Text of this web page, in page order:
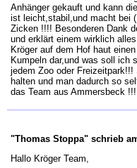
Anhänger gekauft und kann
ist leicht,stabil,und macht bei
Zicken !!!! Besonderen Dank
und erklärt einem wirklich
Kröger auf dem Hof haut
Kumpeln dar,und was soll ich
jedem Zoo oder
halten und man dadurch so
das Team aus Ammersbeck
"Thomas Stoppa" schrieb
Hallo Kröger Team,